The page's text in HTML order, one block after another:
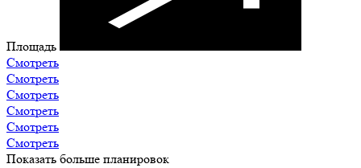
Площадь
Смотреть
Смотреть
Смотреть
Смотреть
Смотреть
Смотреть
Показать больше планировок